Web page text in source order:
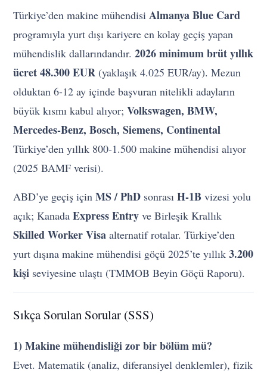
Türkiye’den makine mühendisiAlmanya Blue Card
programıyla yurt dışı kariyere en kolay geçiş yapan
mühendislik dallarındandır.2026 minimum brüt yıllık
ücret 48.300 EUR (yaklaşık 4.025 EUR/ay). Mezun
olduktan 6-12 ay içinde başvuran nitelikli adayların
büyük kısmı kabul alıyor;Volkswagen, BMW,
Mercedes-Benz, Bosch, Siemens, Continental
Türkiye’den yıllık 800-1.500 makine mühendisi alıyor
(2025 BAMF verisi).
ABD’ye geçiş içinMS / PhD sonrasıH-1B vizesi yolu
açık; KanadaExpress Entry ve Birleşik Krallık
Skilled Worker Visa alternatif rotalar. Türkiye’den
yurt dışına makine mühendisi göçü 2025’te yıllık3.200
kişi seviyesine ulaştı (TMMOB Beyin Göçü Raporu).
Sıkça Sorulan Sorular (SSS)
1) Makine mühendisliği zor bir bölüm mü?
Evet. Matematik (analiz, diferansiyel denklemler), fizik